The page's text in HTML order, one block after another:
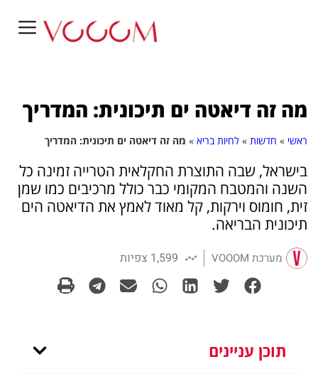
מה זה דיאטה ים תיכונית: המדריך
ראשי » חדשות » לחיות בריא » מה זה דיאטה ים תיכונית: המדריך
בישראל, שבה התוצרת החקלאית הטרייה זמינה כל
השנה והמטבח המקומי כבר כולל מרכיבים כמו שמן
זית, חומוס וירקות, קל מאוד לאמץ את הדיאטה הים
תיכונית הבריאה.
מערכת VOOOM 1,599 צפיות
תוכן עניינים